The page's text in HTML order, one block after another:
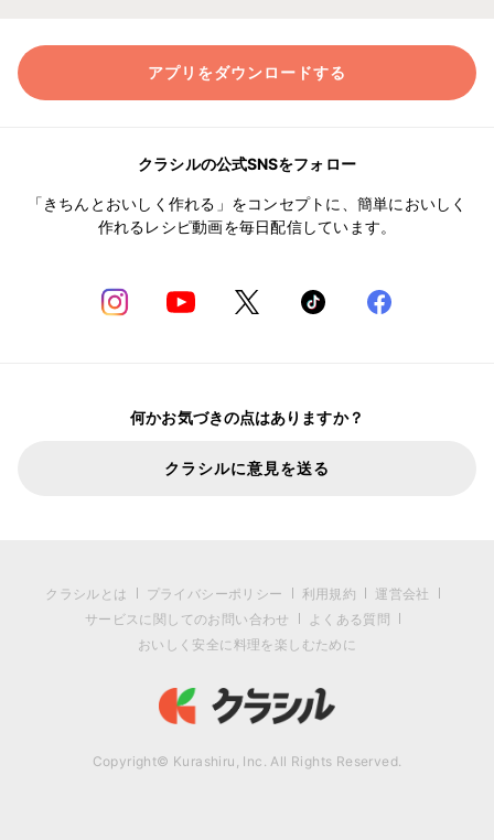
アプリをダウンロードする
クラシルの公式SNSをフォロー
「きちんとおいしく作れる」をコンセプトに、簡単においしく
作れるレシピ動画を毎日配信しています。
何かお気づきの点はありますか？
クラシルに意見を送る
クラシルとは プライバシーポリシー 利用規約
運営会社
サービスに関してのお問い合わせ
よくある質問
おいしく安全に料理を楽しむために
Copyright© Kurashiru, Inc. All Rights Reserved.